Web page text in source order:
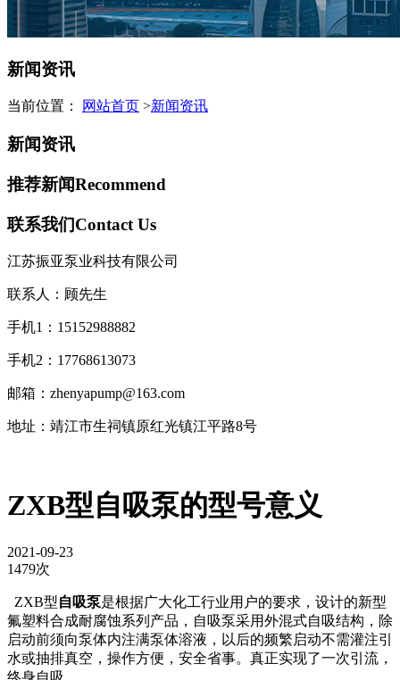
新闻资讯
当前位置： 网站首页 >新闻资讯
新闻资讯
推荐新闻Recommend
联系我们Contact Us
江苏振亚泵业科技有限公司
联系人：顾先生
手机1：15152988882
手机2：17768613073
邮箱：zhenyapump@163.com
地址：靖江市生祠镇原红光镇江平路8号
ZXB型自吸泵的型号意义
2021-09-23
1479次
ZXB型自吸泵是根据广大化工行业用户的要求，设计的新型
氟塑料合成耐腐蚀系列产品，自吸泵采用外混式自吸结构，除
启动前须向泵体内注满泵体溶液，以后的频繁启动不需灌注引
水或抽排真空，操作方便，安全省事。真正实现了一次引流，